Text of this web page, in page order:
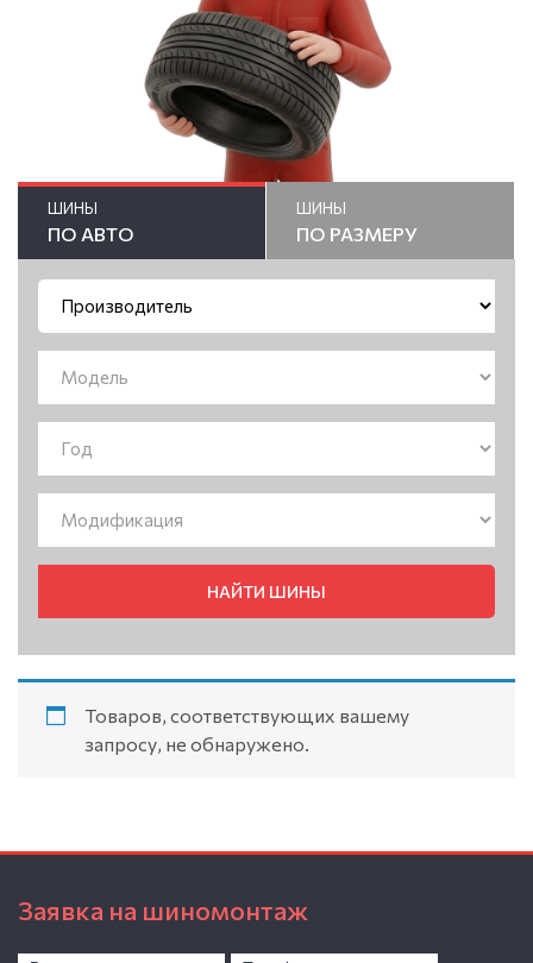
ШИНЫ
ПО АВТО
ШИНЫ
ПО РАЗМЕРУ
НАЙТИ ШИНЫ
Товаров, соответствующих вашему
запросу, не обнаружено.
Заявка на шиномонтаж